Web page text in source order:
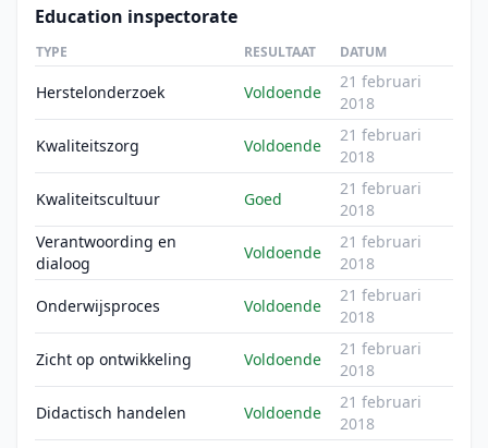
Education inspectorate
TYPE RESULTAAT DATUM
Herstelonderzoek Voldoende
21 februari
2018
Kwaliteitszorg Voldoende
21 februari
2018
Kwaliteitscultuur Goed
21 februari
2018
Verantwoording en
dialoog
Voldoende
21 februari
2018
Onderwijsproces Voldoende
21 februari
2018
Zicht op ontwikkeling Voldoende
21 februari
2018
Didactisch handelen Voldoende
21 februari
2018